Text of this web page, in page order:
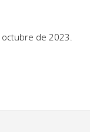
de 2023.